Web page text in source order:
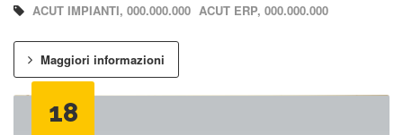
ACUT IMPIANTI, 000.000.000 ACUT ERP, 000.000.000
Maggiori informazioni
18